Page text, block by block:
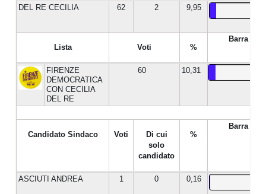
DEL RE CECILIA 62 2 9,95
Lista Voti %
Barra %
FIRENZE
DEMOCRATICA
CON CECILIA
DEL RE
60 10,31
Candidato Sindaco Voti
Di cui
solo
candidato
%
Barra %
ASCIUTI ANDREA 1 0 0,16